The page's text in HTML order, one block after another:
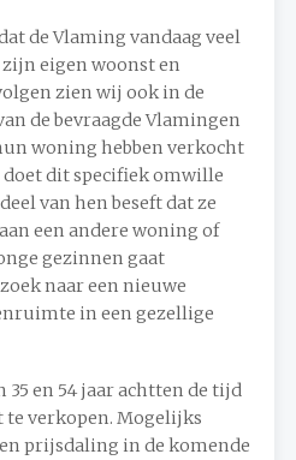
de Vlaming vandaag veel
eigen woonst en
zien wij ook in de
de bevraagde Vlamingen
woning hebben verkocht
dit specifiek omwille
van hen beseft dat ze
een andere woning of
gezinnen gaat
naar een nieuwe
in een gezellige
35 en 54 jaar achtten de tijd
verkopen. Mogelijks
prijsdaling in de komende